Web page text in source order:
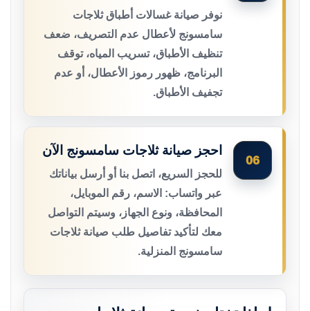
نوفر صيانة غسالات أطباق ثلاجات
سامسونج لأعطال عدم التصريف، ضعف
تنظيف الأطباق، تسريب المياه، توقف
البرنامج، ظهور رموز الأعطال، أو عدم
تجفيف الأطباق.
06
احجز صيانة ثلاجات سامسونج الآن
للحجز السريع، اتصل بنا أو أرسل بياناتك
عبر واتساب: الاسم، رقم الموبايل،
المحافظة، ونوع الجهاز، وسيتم التواصل
معك لتأكيد تفاصيل طلب صيانة ثلاجات
سامسونج المنزلية.